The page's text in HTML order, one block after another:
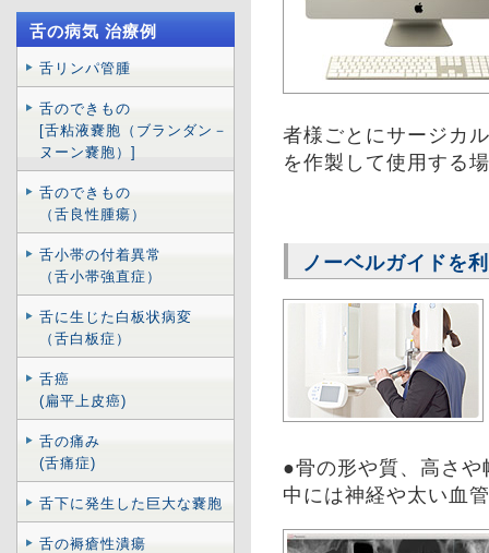
者様ごとにサージカ
を作製して使用する
ノーベルガイドを
●骨の形や質、高さ
中には神経や太い血
舌の病気 治療例
舌リンパ管腫
舌のできもの
[舌粘液嚢胞（ブランダン－
ヌーン嚢胞）]
舌のできもの
（舌良性腫瘍）
舌小帯の付着異常
（舌小帯強直症）
舌に生じた白板状病変
（舌白板症）
舌癌
(扁平上皮癌)
舌の痛み
(舌痛症)
舌下に発生した巨大な嚢胞
舌の褥瘡性潰瘍